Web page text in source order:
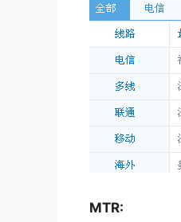
MTR: